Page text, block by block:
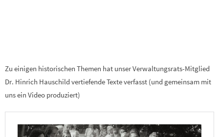
Zu einigen historischen Themen hat unser Verwaltungsrats-Mitglied
Dr. Hinrich Hauschild vertiefende Texte verfasst (und gemeinsam mit
uns ein Video produziert)